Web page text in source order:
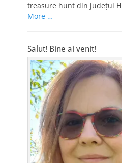
treasure hunt din judeţul
More …
Salut! Bine ai venit!